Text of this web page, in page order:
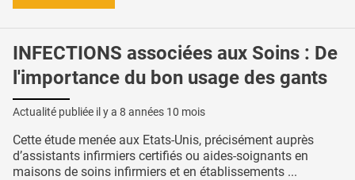
INFECTIONS associées aux Soins : De
l'importance du bon usage des gants
Actualité publiée il y a 8 années 10 mois
Cette étude menée aux Etats-Unis, précisément auprès
d’assistants infirmiers certifiés ou aides-soignants en
maisons de soins infirmiers et en établissements ...